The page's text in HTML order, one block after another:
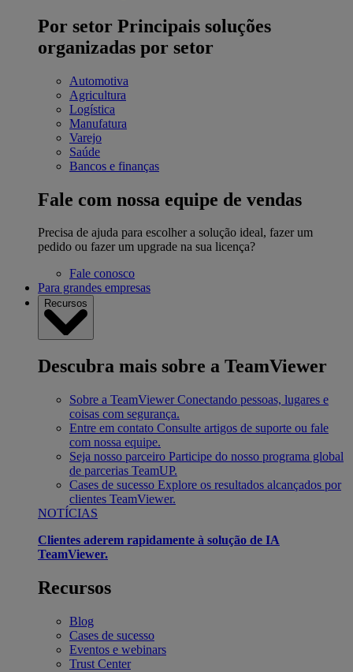
Por setor Principais soluções
organizadas por setor
Automotiva
Agricultura
Logística
Manufatura
Varejo
Saúde
Bancos e finanças
Fale com nossa equipe de vendas
Precisa de ajuda para escolher a solução ideal, fazer um
pedido ou fazer um upgrade na sua licença?
Fale conosco
Para grandes empresas
Recursos
Descubra mais sobre a TeamViewer
Sobre a TeamViewer Conectando pessoas, lugares e
coisas com segurança.
Entre em contato Consulte artigos de suporte ou fale
com nossa equipe.
Seja nosso parceiro Participe do nosso programa global
de parcerias TeamUP.
Cases de sucesso Explore os resultados alcançados por
clientes TeamViewer.
NOTÍCIAS
Clientes aderem rapidamente à solução de IA
TeamViewer.
Recursos
Blog
Cases de sucesso
Eventos e webinars
Trust Center